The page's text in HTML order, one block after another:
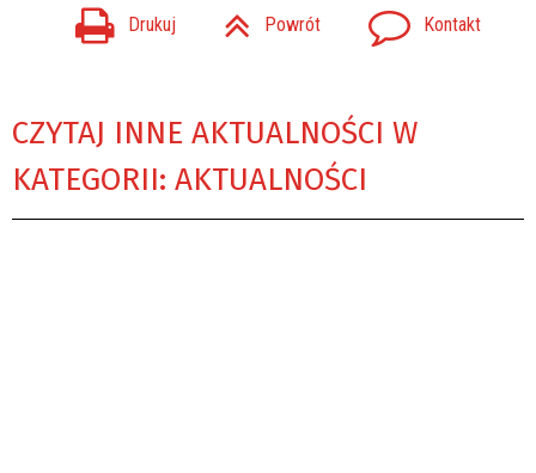
Drukuj Powrót Kontakt
CZYTAJ INNE AKTUALNOŚCI W
KATEGORII: AKTUALNOŚCI